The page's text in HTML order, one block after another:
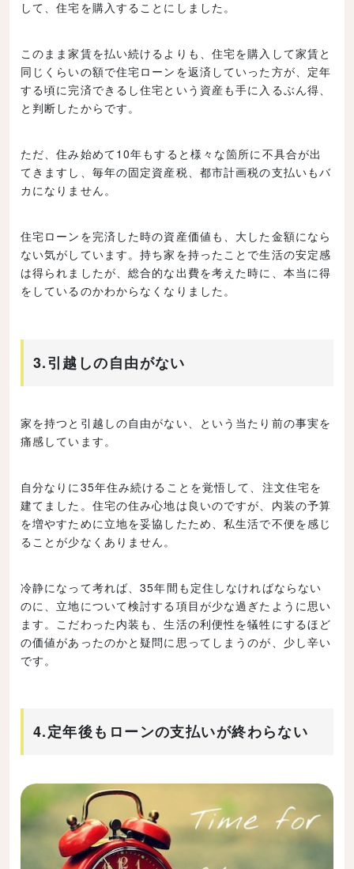
して、住宅を購入することにしました。
このまま家賃を払い続けるよりも、住宅を購入して家賃と
同じくらいの額で住宅ローンを返済していった方が、定年
する頃に完済できるし住宅という資産も手に入るぶん得、
と判断したからです。
ただ、住み始めて10年もすると様々な箇所に不具合が出
てきますし、毎年の固定資産税、都市計画税の支払いもバ
カになりません。
住宅ローンを完済した時の資産価値も、大した金額になら
ない気がしています。持ち家を持ったことで生活の安定感
は得られましたが、総合的な出費を考えた時に、本当に得
をしているのかわからなくなりました。
3.引越しの自由がない
家を持つと引越しの自由がない、という当たり前の事実を
痛感しています。
自分なりに35年住み続けることを覚悟して、注文住宅を
建てました。住宅の住み心地は良いのですが、内装の予算
を増やすために立地を妥協したため、私生活で不便を感じ
ることが少なくありません。
冷静になって考れば、35年間も定住しなければならない
のに、立地について検討する項目が少な過ぎたように思い
ます。こだわった内装も、生活の利便性を犠牲にするほど
の価値があったのかと疑問に思ってしまうのが、少し辛い
です。
4.定年後もローンの支払いが終わらない